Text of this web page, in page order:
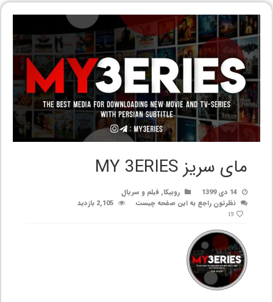
مای سریز MY 3ERIES
14 دی 1399 روبیکا,فیلم و سریال
نظرتون راجع به این صفحه چیست
2,105 بازدید
19